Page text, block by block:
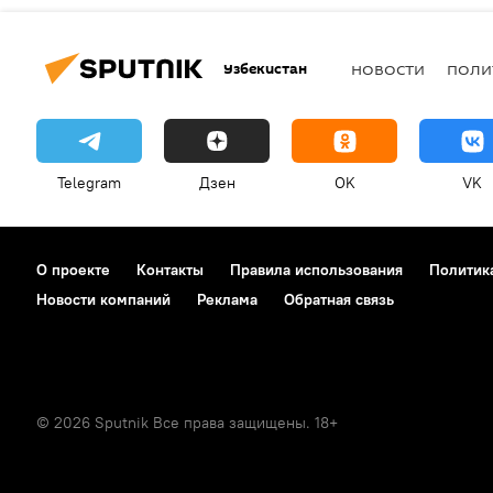
Узбекистан НОВОСТИ
Telegram Дзен OK VK
О проекте Контакты Правила использования
Новости компаний
Реклама Обратная связь
© 2026 Sputnik Все права защищены. 18+